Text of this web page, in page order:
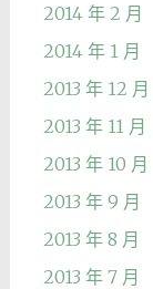
2014 年 2 月
2014 年 1 月
2013 年 12 月
2013 年 11 月
2013 年 10 月
2013 年 9 月
2013 年 8 月
2013 年 7 月